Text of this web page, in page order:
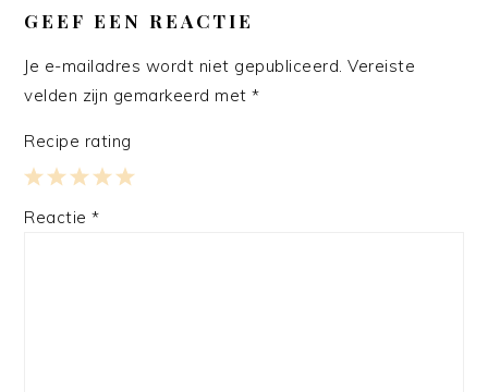
INTERACTIES
GEEF EEN REACTIE
Je e-mailadres wordt niet gepubliceerd. Vereiste
velden zijn gemarkeerd met*
Recipe rating
4
3
2
1
Reactie*